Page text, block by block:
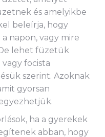
és amelyikbe
beleírja, hogy
napon, vagy mire
lehet füzetük
focista
szerint. Azoknak
gyorsan
ha a gyerekek
abban, hogy